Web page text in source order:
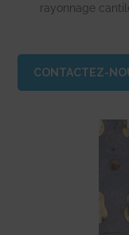
rayonnage
CONTACTEZ-